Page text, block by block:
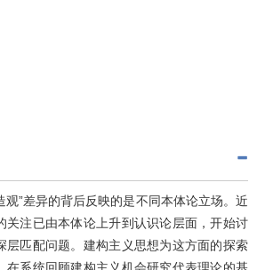
观”差异的背后反映的是不同本体论立场。近
关注已由本体论上升到认识论层面，开始讨
层匹配问题。建构主义思想为这方面的探索